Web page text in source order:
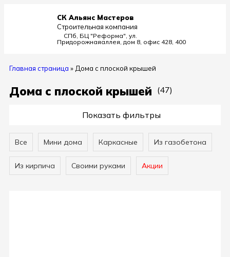
СК Альянс Мастеров
Строительная компания
СПб, БЦ "Реформа", ул.
Придорожнаяаллея, дом 8, офис 428, 400
Главная страница » Дома с плоской крышей
Дома с плоской крышей (47)
Показать фильтры
Все Мини дома Каркасные Из газобетона
Из кирпича Своими руками Акции